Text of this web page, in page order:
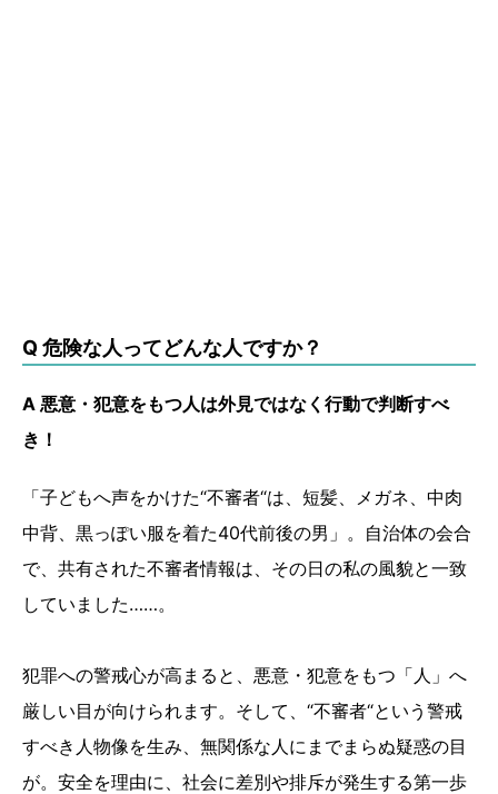
Q 危険な人ってどんな人ですか？
A 悪意・犯意をもつ人は外見ではなく行動で判断すべ
き！
「子どもへ声をかけた“不審者“は、短髪、メガネ、中肉
中背、黒っぽい服を着た40代前後の男」。自治体の会合
で、共有された不審者情報は、その日の私の風貌と一致
していました……。
犯罪への警戒心が高まると、悪意・犯意をもつ「人」へ
厳しい目が向けられます。そして、“不審者“という警戒
すべき人物像を生み、無関係な人にまでまらぬ疑惑の目
が。安全を理由に、社会に差別や排斥が発生する第一歩